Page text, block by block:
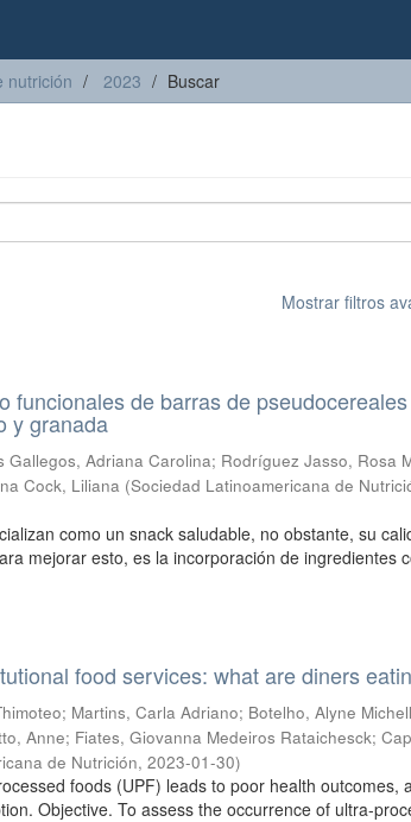
nutrición 2023 Buscar
Mostrar filtros
funcionales de barras de pseudocereales
y granada
Gallegos, Adriana Carolina; Rodríguez Jasso, Rosa
Cock, Liliana (Sociedad Latinoamericana de
como un snack saludable, no obstante, su
mejorar esto, es la incorporación de ingredientes
food services: what are diners
; Martins, Carla Adriano; Botelho, Alyne
Anne; Fiates, Giovanna Medeiros Rataichesck;
de Nutrición,2023-01-30)
foods (UPF) leads to poor health outcomes,
Objective. To assess the occurrence of ultra-